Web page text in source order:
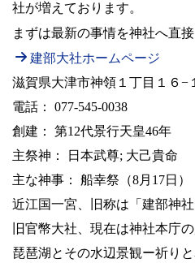
社が増えております。
まずは最新の事情を神社へ直接
建部大社ホームページ
滋賀県大津市神領１丁目１６−１
電話： 077-545-0038
創建： 第12代景行天皇46年
主祭神： 日本武尊; 大己貴命
主な神事： 船幸祭（8月17日）
近江国一宮、旧称は「建部神社
旧官幣大社、現在は神社本庁
琵琶湖とその水辺景観ー祈り